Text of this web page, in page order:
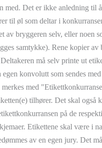
med. Det er ikke anledning til
til øl som deltar i
av bryggeren selv, eller noen
samtykke). Rene kopier av
må selv printe ut
egen konvolutt som sendes
med
tilhører. Det skal også
på de
Etikettene skal være i
av en egen jury. Det